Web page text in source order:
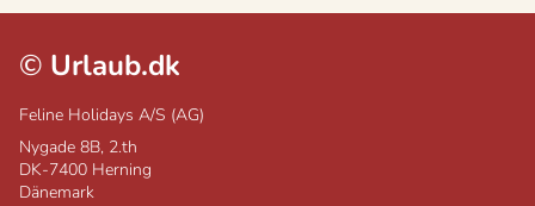
© Urlaub.dk
Feline Holidays A/S (AG)
Nygade 8B, 2.th
DK-7400 Herning
Dänemark